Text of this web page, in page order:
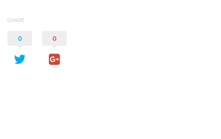
SHARE
0 0